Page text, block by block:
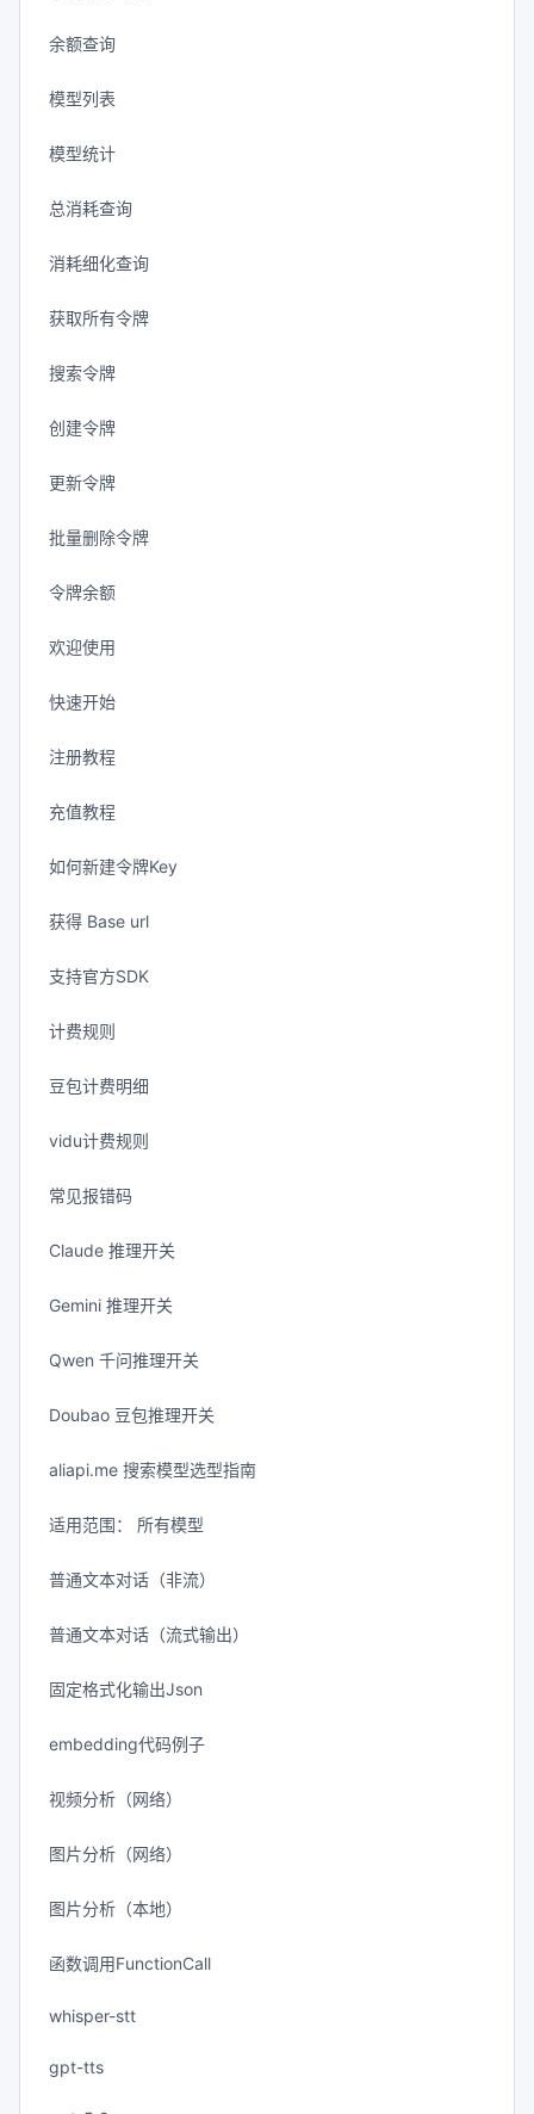
余额查询
模型列表
模型统计
总消耗查询
消耗细化查询
获取所有令牌
搜索令牌
创建令牌
更新令牌
批量删除令牌
令牌余额
欢迎使用
快速开始
注册教程
充值教程
如何新建令牌Key
获得 Base url
支持官方SDK
计费规则
豆包计费明细
vidu计费规则
常见报错码
Claude 推理开关
Gemini 推理开关
Qwen 千问推理开关
Doubao 豆包推理开关
aliapi.me 搜索模型选型指南
适用范围： 所有模型
普通文本对话（非流）
普通文本对话（流式输出）
固定格式化输出Json
embedding代码例子
视频分析（网络）
图片分析（网络）
图片分析（本地）
函数调用FunctionCall
whisper-stt
gpt-tts